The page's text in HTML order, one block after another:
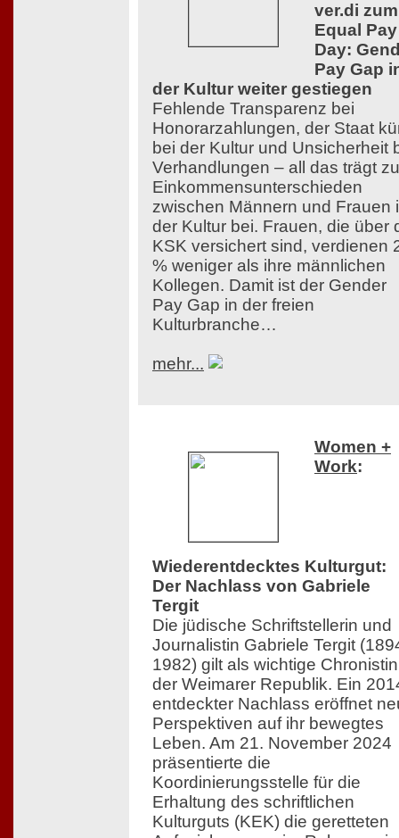
ver.di zum
Equal Pay
Day:
Pay Gap
der Kultur weiter gestiegen
Fehlende Transparenz bei
Honorarzahlungen, der Staat
bei der Kultur und Unsicherheit
Verhandlungen – all das trägt zu
Einkommensunterschieden
zwischen Männern und Frauen
der Kultur bei. Frauen, die über
KSK versichert sind, verdienen
% weniger als ihre männlichen
Kollegen. Damit ist der Gender
Pay Gap in der freien
Kulturbranche…
mehr...
Women +
Work:
Wiederentdecktes Kulturgut:
Der Nachlass von Gabriele
Tergit
Die jüdische Schriftstellerin und
Journalistin Gabriele Tergit
1982) gilt als wichtige Chronistin
der Weimarer Republik. Ein
entdeckter Nachlass eröffnet
Perspektiven auf ihr bewegtes
Leben. Am 21. November 2024
präsentierte die
Koordinierungsstelle für die
Erhaltung des schriftlichen
Kulturguts (KEK) die geretteten